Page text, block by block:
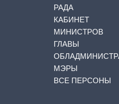
РАДА
КАБИНЕТ
МИНИСТРОВ
ГЛАВЫ
МЭРЫ
ВСЕ ПЕРСОНЫ